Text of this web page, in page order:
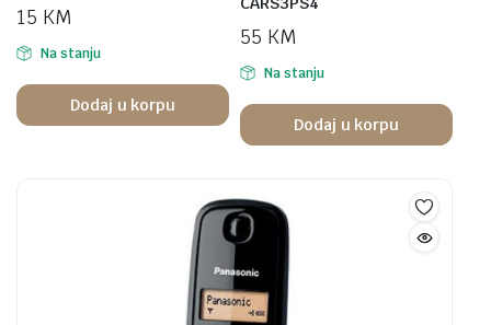
15 KM
Na stanju
Dodaj u korpu
55 KM
Na stanju
Dodaj u korpu